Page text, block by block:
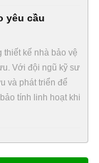
yêu cầu
thiết kế nhà bảo vệ
Với đội ngũ kỹ sư
và phát triển để
tính linh hoạt khi